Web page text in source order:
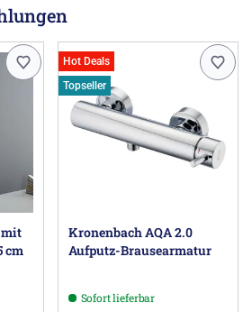
mit
cm
Hot Deals
Topseller
Kronenbach AQA 2.0
Aufputz-Brausearmatur
Sofort lieferbar